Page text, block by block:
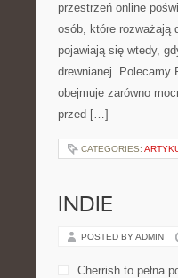
przestrzeń online
osób, które rozważają
pojawiają się wtedy,
drewnianej. Polecamy
obejmuje zarówno
przed […]
CATEGORIES:
INDIE
POSTED BY ADMIN
Cherrish to pełna